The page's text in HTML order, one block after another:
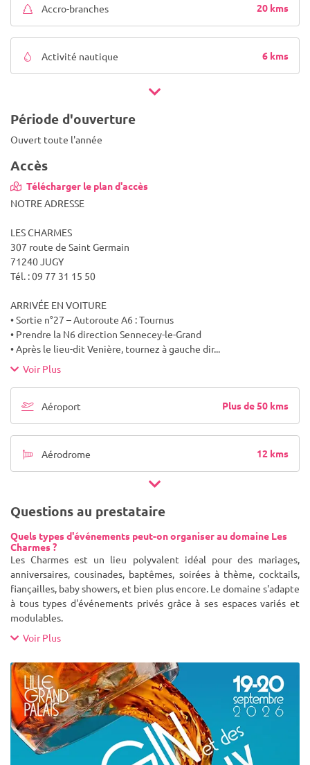
Accro-branches 20 kms
Activité nautique 6 kms
Période d'ouverture
Ouvert toute l'année
Accès
Télécharger le plan d'accès
NOTRE ADRESSE
LES CHARMES
307 route de Saint Germain
71240 JUGY
Tél. : 09 77 31 15 50
ARRIVÉE EN VOITURE
• Sortie n°27 – Autoroute A6 : Tournus
• Prendre la N6 direction Sennecey-le-Grand
• Après le lieu-dit Venière, tournez à gauche dir...
Voir Plus
Aéroport Plus de 50 kms
Aérodrome 12 kms
Questions au prestataire
Quels types d'événements peut-on organiser au domaine Les
Charmes ?
Les Charmes est un lieu polyvalent idéal pour des mariages,
anniversaires, cousinades, baptêmes, soirées à thème, cocktails,
fiançailles, baby showers, et bien plus encore. Le domaine s'adapte
à tous types d'événements privés grâce à ses espaces variés et
modulables.
Voir Plus